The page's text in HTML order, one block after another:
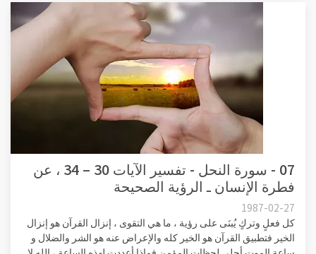
07 - سورة النحل - تفسير الآيات 30 – 34 ، عن
فطرة الإنسان ـ الرؤية الصحيحة
1987-02-27
كل فعلٍ وتركٍ يُبنَى على رؤية ، ما هي التقوى ، إنزال القرآن هو إنزال
الخير فتطبيق القرآن هو الخير كله والإعراض عنه هو الشر والضلال و